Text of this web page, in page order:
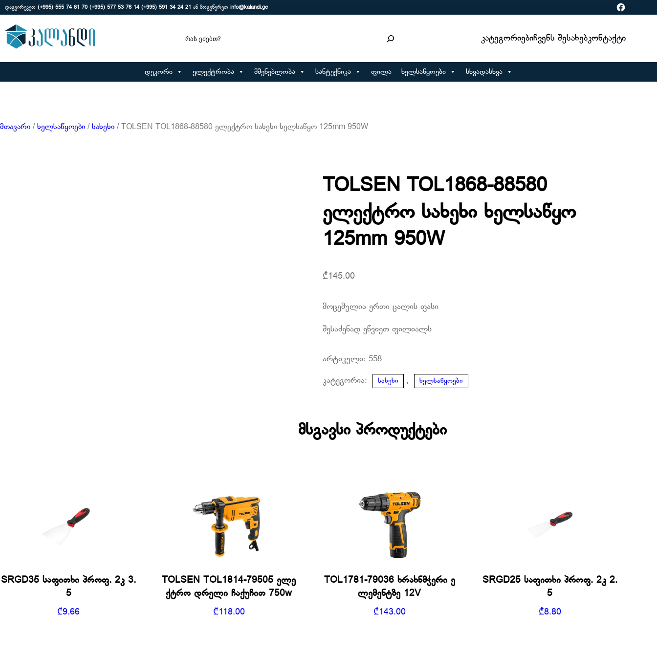
დაგვირეკეთ (+995) 555 74 81 70 (+995) 577 53 76 14 (+995) 591 34 24 21 ან მოგვწერეთ info@kalandi.ge Facebook
Search ᲙატეგორიებიᲩვენს ᲨესახებᲙონტაქტი
დეკორი ელექტრობა მშენებლობა სანტექნიკა ფილა ხელსაწყოები სხვადასხვა
მთავარი / ხელსაწყოები / სახეხი / TOLSEN TOL1868-88580 ელექტრო სახეხი ხელსაწყო 125mm 950W
TOLSEN TOL1868-88580
ელექტრო სახეხი ხელსაწყო
125mm 950W
₾145.00
მოცემულია ერთი ცალის ფასი
შესაძენად ეწვიეთ ფილიალს
არტიკული: 558
კატეგორია: სახეხი , ხელსაწყოები
მსგავსი პროდუქტები
SRGD35 საფითხი პროფ. 2კ 3.
5
₾9.66
TOLSEN TOL1814-79505 ელე
ქტრო დრელი ჩაქუჩით 750w
₾118.00
TOL1781-79036 ხრახნმჭერი ე
ლემენტზე 12V
₾143.00
SRGD25 საფითხი პროფ. 2კ 2.
5
₾8.80